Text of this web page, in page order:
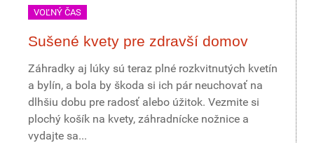
VOĽNÝ ČAS
Sušené kvety pre zdravší domov
Záhradky aj lúky sú teraz plné rozkvitnutých kvetín
a bylín, a bola by škoda si ich pár neuchovať na
dlhšiu dobu pre radosť alebo úžitok. Vezmite si
plochý košík na kvety, záhradnícke nožnice a
vydajte sa...